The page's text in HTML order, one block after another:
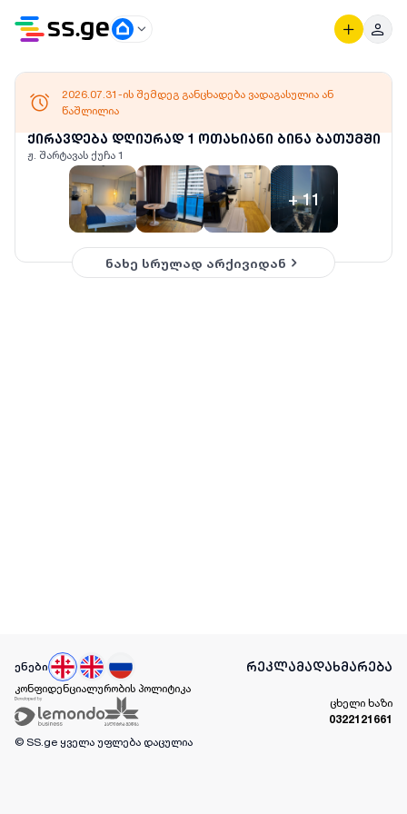
ქირავდება დღიურად 1 ოთახიანი ბინა ბათუმში
ჟ. შარტავას ქუჩა 1
+11
2026.07.31-ის შემდეგ განცხადება ვადაგასულია ან
წაშლილია
ნახე სრულად არქივიდან
ენები რეკლამადახმარება
კონფიდენციალურობის პოლიტიკა
ცხელი ხაზი
0322121661
© SS.ge ყველა უფლება დაცულია